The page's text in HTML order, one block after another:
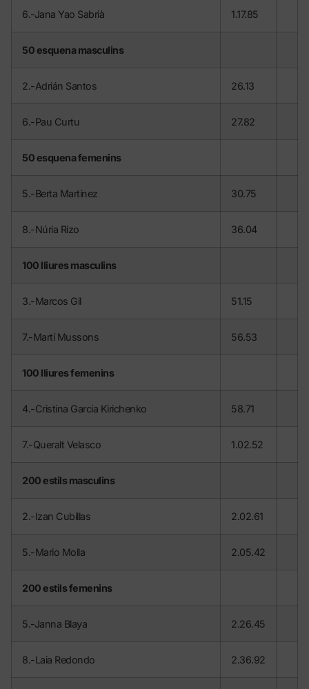
6.-Jana Yao Sabrià 1.17.85
50 esquena masculins
2.-Adrián Santos 26.13
6.-Pau Curtu 27.82
50 esquena femenins
5.-Berta Martínez 30.75
8.-Núria Rizo 36.04
100 lliures masculins
3.-Marcos Gil 51.15
7.-Martí Mussons 56.53
100 lliures femenins
4.-Cristina Garcia Kirichenko 58.71
7.-Queralt Velasco 1.02.52
200 estils masculins
2.-Izan Cubillas 2.02.61
5.-Mario Molla 2.05.42
200 estils femenins
5.-Janna Blaya 2.26.45
8.-Laia Redondo 2.36.92